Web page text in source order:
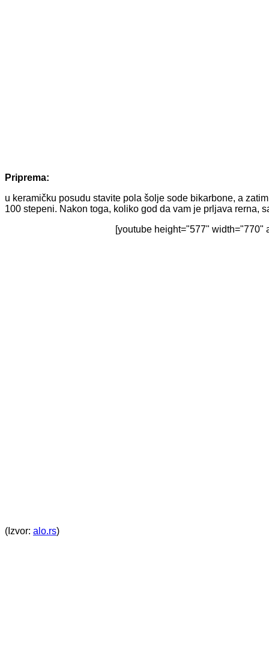
Priprema:
u keramičku posudu stavite pola šolje sode bikarbone, a
100 stepeni. Nakon toga, koliko god da vam je prljava rerna,
[youtube height="577" width="770"
(Izvor: alo.rs)